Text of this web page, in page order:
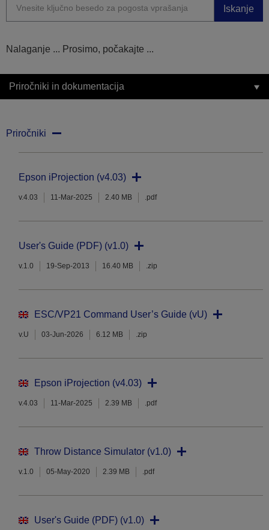
Iskanje
Nalaganje ... Prosimo, počakajte ...
Priročniki in dokumentacija
Priročniki
Epson iProjection (v4.03)
v.4.03 11-Mar-2025 2.40 MB .pdf
User's Guide (PDF) (v1.0)
v.1.0 19-Sep-2013 16.40 MB .zip
ESC/VP21 Command User’s Guide (vU)
v.U 03-Jun-2026 6.12 MB .zip
Epson iProjection (v4.03)
v.4.03 11-Mar-2025 2.39 MB .pdf
Throw Distance Simulator (v1.0)
v.1.0 05-May-2020 2.39 MB .pdf
User's Guide (PDF) (v1.0)